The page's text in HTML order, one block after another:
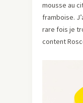
mousse au
framboise.
rare fois je
content